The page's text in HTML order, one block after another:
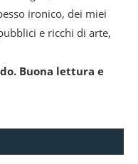
ironico, dei miei
e ricchi di arte,
Buona lettura e